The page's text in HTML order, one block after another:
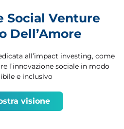
Social Venture
Dell’Amore
all’impact investing, come
l’innovazione sociale in modo
e inclusivo
visione